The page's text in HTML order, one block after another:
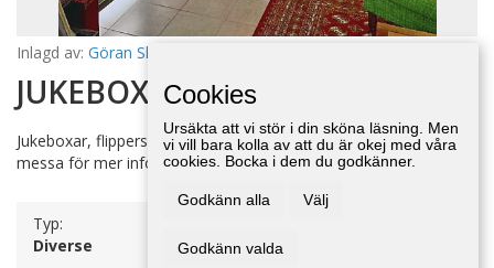
Inlagd av: Göran Skogström
JUKEBOXAR MM
Jukeboxar, flipperspel, banditer, filmaffischer, mm. Ring eller
messa för mer info. Byte går att diskutera. Köper även detta.
Typ:
Diverse
Cookies
Ursäkta att vi stör i din sköna läsning. Men
vi vill bara kolla av att du är okej med våra
cookies. Bocka i dem du godkänner.
Godkänn alla Välj
Godkänn valda